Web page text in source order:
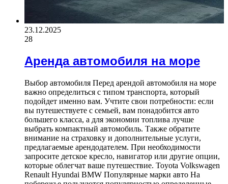
23.12.2025
28
Аренда автомобиля на море
Выбор автомобиля Перед арендой автомобиля на море
важно определиться с типом транспорта, который
подойдет именно вам. Учтите свои потребности: если
вы путешествуете с семьей, вам понадобится авто
большего класса, а для экономии топлива лучше
выбрать компактный автомобиль. Также обратите
внимание на страховку и дополнительные услуги,
предлагаемые арендодателем. При необходимости
запросите детское кресло, навигатор или другие опции,
которые облегчат ваше путешествие. Toyota Volkswagen
Renault Hyundai BMW Популярные марки авто На